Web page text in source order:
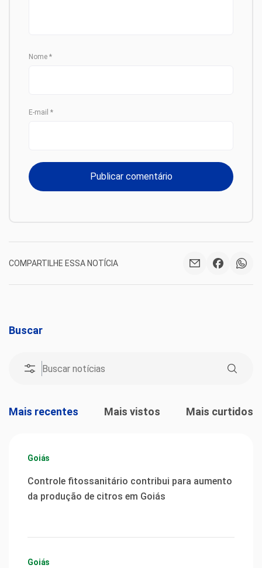
Nome *
E-mail *
COMPARTILHE ESSA NOTÍCIA
Buscar
Mais recentes Mais vistos Mais curtidos
Goiás
Controle fitossanitário contribui para aumento
da produção de citros em Goiás
Goiás